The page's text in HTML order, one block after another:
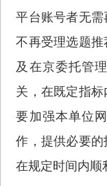
平台账号者无需
不再受理选题
及在京委托管
关，在既定指
要加强本单位
作，提供必要
在规定时间内顺